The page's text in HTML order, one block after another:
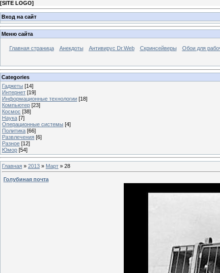
[SITE LOGO]
Вход на сайт
Меню сайта
Главная страница Анекдоты Антивирус Dr.Web Скринсейверы Обои для
Categories
Гаджеты [14]
Интернет [19]
Информационные технологии [18]
Компьютер [23]
Космос [38]
Наука [7]
Операционные системы [4]
Политика [66]
Развлечения [6]
Разное [12]
Юмор [54]
Главная » 2013 » Март » 28
Голубиная почта